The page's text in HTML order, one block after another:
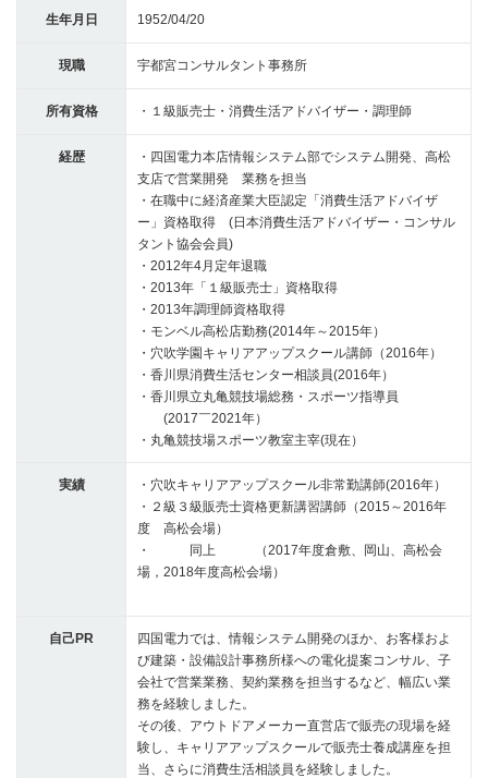
生年月日 1952/04/20
現職 宇都宮コンサルタント事務所
所有資格 ・１級販売士・消費生活アドバイザー・調理師
経歴
・四国電力本店情報システム部でシステム開発、高松
支店で営業開発 業務を担当
・在職中に経済産業大臣認定「消費生活アドバイザ
ー」資格取得 (日本消費生活アドバイザー・コンサル
タント協会会員)
・2012年4月定年退職
・2013年「１級販売士」資格取得
・2013年調理師資格取得
・モンベル高松店勤務(2014年～2015年）
・穴吹学園キャリアアップスクール講師（2016年）
・香川県消費生活センター相談員(2016年）
・香川県立丸亀競技場総務・スポーツ指導員
(2017￣2021年）
・丸亀競技場スポーツ教室主宰(現在）
実績
・穴吹キャリアアップスクール非常勤講師(2016年）
・２級３級販売士資格更新講習講師（2015～2016年
度 高松会場）
・ 同上 （2017年度倉敷、岡山、高松会
場，2018年度高松会場）
自己PR
四国電力では、情報システム開発のほか、お客様およ
び建築・設備設計事務所様への電化提案コンサル、子
会社で営業業務、契約業務を担当するなど、幅広い業
務を経験しました。
その後、アウトドアメーカー直営店で販売の現場を経
験し、キャリアアップスクールで販売士養成講座を担
当、さらに消費生活相談員を経験しました。